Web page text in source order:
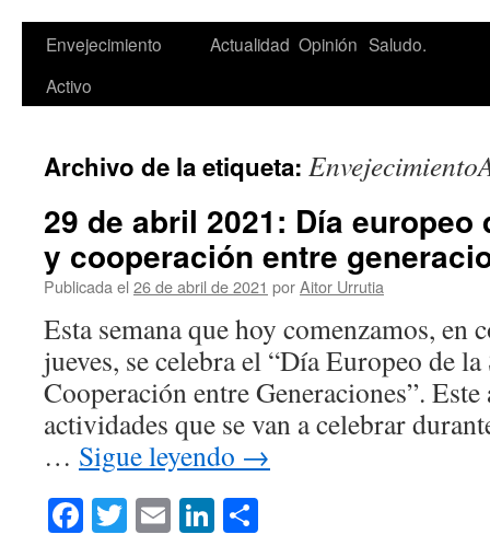
Saltar
Envejecimiento
Activo
Actualidad Opinión Saludo.
Archivo de la etiqueta:
29 de abril 2021: Día
y cooperación entre
Publicada el 26 de abril de 2021 porAitor Urrutia
Esta semana que hoy comenzamos, en
jueves, se celebra el “Día Europeo de
Cooperación entre Generaciones”.
actividades que se van a celebrar
… Sigue leyendo →
Facebook
Twitter
EmailLinkedIn